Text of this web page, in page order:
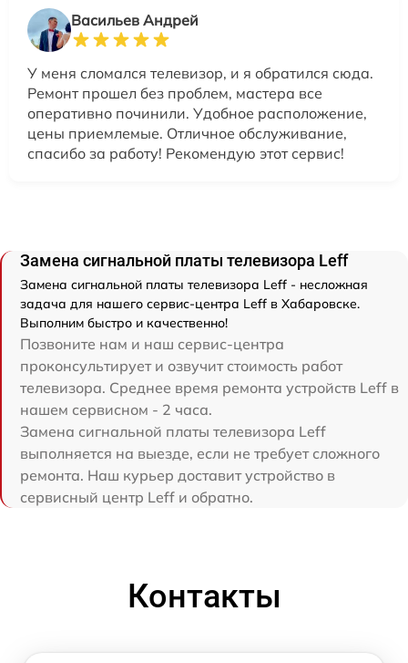
Васильев Андрей
У меня сломался телевизор, и я обратился сюда.
Ремонт прошел без проблем, мастера все
оперативно починили. Удобное расположение,
цены приемлемые. Отличное обслуживание,
спасибо за работу! Рекомендую этот сервис!
Замена сигнальной платы телевизора Leff
Замена сигнальной платы телевизора Leff - несложная
задача для нашего сервис-центра Leff в Хабаровске.
Выполним быстро и качественно!
Позвоните нам и наш сервис-центра
проконсультирует и озвучит стоимость работ
телевизора. Среднее время ремонта устройств Leff в
нашем сервисном - 2 часа.
Замена сигнальной платы телевизора Leff
выполняется на выезде, если не требует сложного
ремонта. Наш курьер доставит устройство в
сервисный центр Leff и обратно.
Контакты